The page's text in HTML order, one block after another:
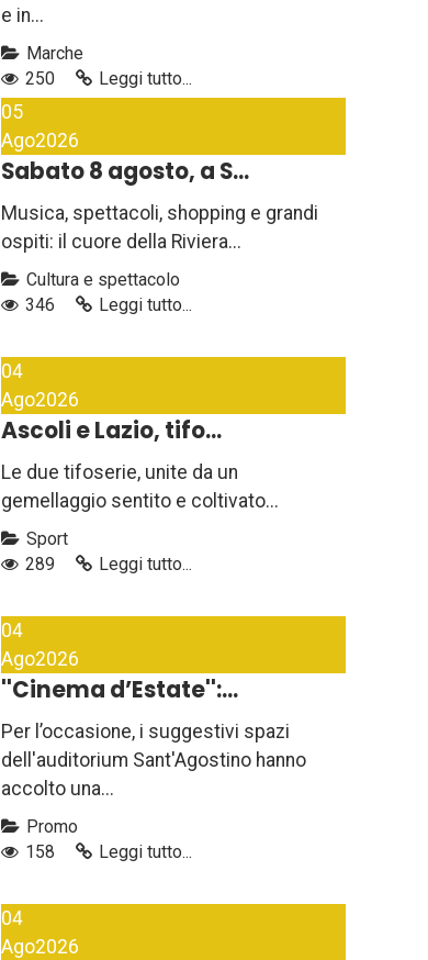
e in...
Marche
250
Leggi tutto...
05
Ago2026
Sabato 8 agosto, a S...
Musica, spettacoli, shopping e grandi
ospiti: il cuore della Riviera...
Cultura e spettacolo
346
Leggi tutto...
04
Ago2026
Ascoli e Lazio, tifo...
Le due tifoserie, unite da un
gemellaggio sentito e coltivato...
Sport
289
Leggi tutto...
04
Ago2026
''Cinema d’Estate'':...
Per l’occasione, i suggestivi spazi
dell'auditorium Sant'Agostino hanno
accolto una...
Promo
158
Leggi tutto...
04
Ago2026